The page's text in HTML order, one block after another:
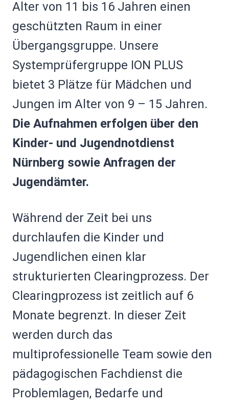
Alter von 11 bis 16 Jahren einen
geschützten Raum in einer
Übergangsgruppe. Unsere
Systemprüfergruppe ION PLUS
bietet 3 Plätze für Mädchen und
Jungen im Alter von 9 – 15 Jahren.
Die Aufnahmen erfolgen über den
Kinder- und Jugendnotdienst
Nürnberg sowie Anfragen der
Jugendämter.
Während der Zeit bei uns
durchlaufen die Kinder und
Jugendlichen einen klar
strukturierten Clearingprozess. Der
Clearingprozess ist zeitlich auf 6
Monate begrenzt. In dieser Zeit
werden durch das
multiprofessionelle Team sowie den
pädagogischen Fachdienst die
Problemlagen, Bedarfe und